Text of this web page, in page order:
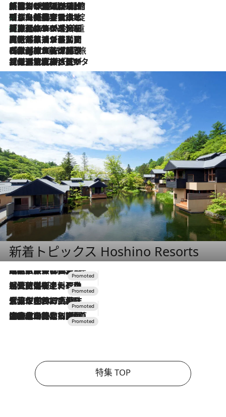
2026.8.6
「荷物が増えるほど旅ストレスは増す」美容ジャーナリストがたどり着いた最終結論。“化粧品を劇的に減らす”感動の凝縮美容とは
2026.8.6
「旅先には金髪ウィッグを持参」日本と同じメイクでは損してる!? 美容ジャーナリストが提案する“掟破りの旅美容”とは
2026.8.6
【厳選旅コスメ】「身軽さ＆UV対策重視！」ヘアアーティストshucoが選んだ夏旅ベストコスメを発表【Mサイズジップ】
2026.8.5
【厳選旅コスメ】国内をあちこち移動する河井菜摘が選んだ夏旅ベストコスメ発表！「リラックスアイテムはマスト」【Mサイズジップ】
2026.8.4
【厳選旅コスメ】「紫外線＆乾燥対策しながらメイク感も！」ヘア＆メイクGeorgeが選んだ夏旅ベストコスメを発表！【Mサイズジップ】
2026.8.3
【厳選旅コスメ】「保湿もタイパ重視！」“サウナ好き”タレント清水みさとが愛用する夏旅ベストコスメを発表！【Mサイズジップ】
新着トピックス Hoshino Resorts
2026.7.31
【ホテル帰省】という選択肢をOMOが提案。家族とほどよい距離を保つには「昼は実家、夜は気兼ねなくホテルで！」
2026.7.24
【夏限定ディナーコース】旬を迎える稚鮎や花ズッキーニなどをイタリア・トスカーナの郷土料理の手法で満喫！
2026.7.17
「土佐和ハーブかき氷」がOMO7高知に登場！生姜、山椒、大葉など目にも舌にも涼を呼ぶ郷土の味
2026.7.10
NEW OPEN！【界 草津】名湯の地に誕生。趣の異なる2種の温泉と上州ならではの会席・蕎麦割烹など美食を味わう究極の癒やし旅
特集 TOP